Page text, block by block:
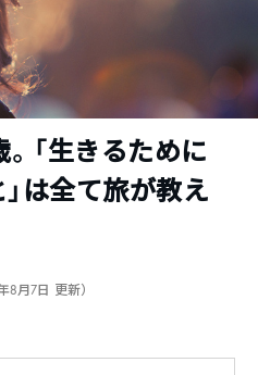
「生きるために
は全て旅が教え
8月7日 更新）